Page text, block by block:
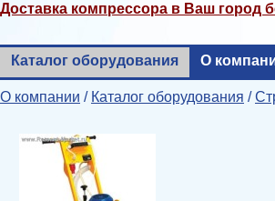
Доставка компрессора в Ваш город
Каталог оборудования О
О компании / Каталог оборудования /